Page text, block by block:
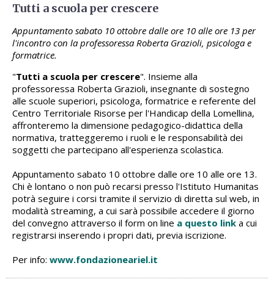
Tutti a scuola per crescere
Appuntamento sabato 10 ottobre dalle ore 10 alle ore 13 per
l'incontro con la professoressa Roberta Grazioli, psicologa e
formatrice.
"Tutti a scuola per crescere". Insieme alla
professoressa Roberta Grazioli, insegnante di sostegno
alle scuole superiori, psicologa, formatrice e referente del
Centro Territoriale Risorse per l'Handicap della Lomellina,
affronteremo la dimensione pedagogico-didattica della
normativa, tratteggeremo i ruoli e le responsabilità dei
soggetti che partecipano all'esperienza scolastica.
Appuntamento sabato 10 ottobre dalle ore 10 alle ore 13.
Chi è lontano o non può recarsi presso l'Istituto Humanitas
potrà seguire i corsi tramite il servizio di diretta sul web, in
modalità streaming, a cui sarà possibile accedere il giorno
del convegno attraverso il form on line a questo link a cui
registrarsi inserendo i propri dati, previa iscrizione.
Per info: www.fondazioneariel.it